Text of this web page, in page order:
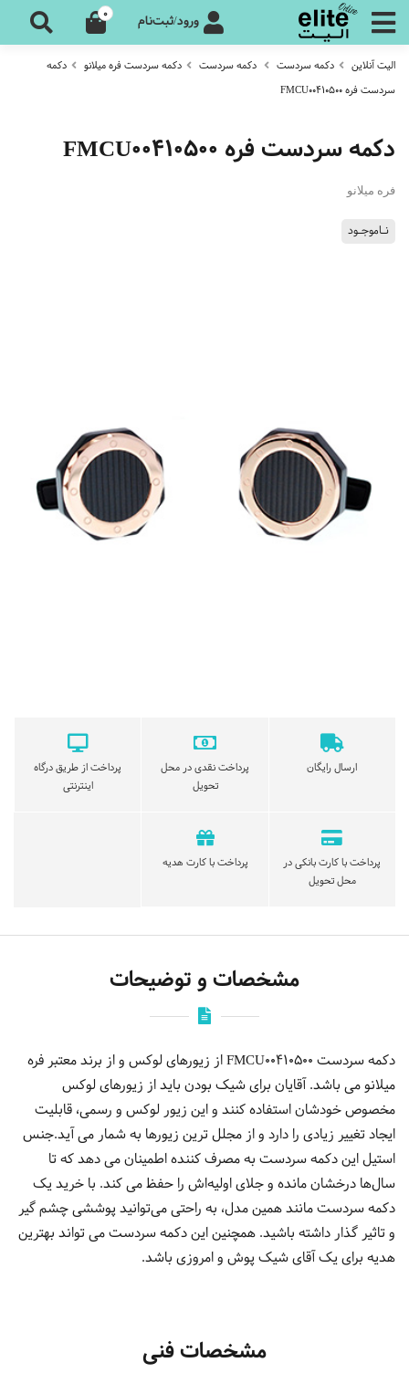
ورود/ثبت‌نام 0
الیت آنلاین دکمه سردست دکمه سردست دکمه سردست فره میلانو
دکمه
سردست فره FMCU00410500
دکمه سردست فره FMCU00410500
فره میلانو
نـاموجـود
ارسال رایگان
پرداخت نقدی در محل
تحویل
پرداخت از طریق درگاه
اینترنتی
پرداخت با کارت بانکی در
محل تحویل
پرداخت با کارت هدیه
مشخصات و توضیحات
دکمه سردست FMCU00410500 از زیورهای لوکس و از برند معتبر فره
میلانو می باشد. آقایان برای شیک بودن باید از زیورهای لوکس
مخصوص خودشان استفاده کنند و این زیور لوکس و رسمی، قابلیت
ایجاد تغییر زیادی را دارد و از مجلل ترین زیورها به شمار می آید.جنس
استیل این دکمه سردست به مصرف کننده اطمینان می دهد که تا
سال‌ها درخشان مانده و جلای اولیه‌اش را حفظ می ‌‌کند. با خرید یک
دکمه سردست مانند همین مدل، به راحتی می‌توانید پوششی چشم گیر
و تاثیر گذار داشته باشید. همچنین این دکمه سردست می تواند بهترین
هدیه برای یک آقای شیک پوش و امروزی باشد.
مشخصات فنی